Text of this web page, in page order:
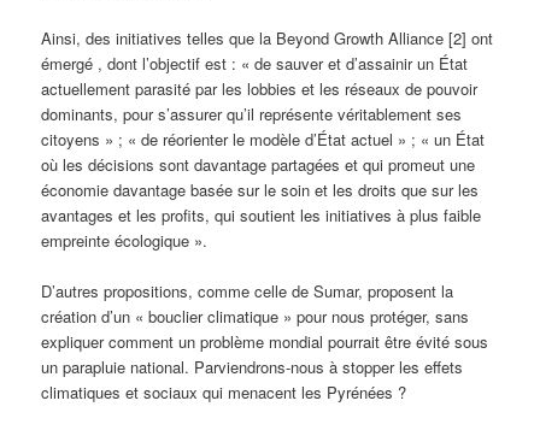
Ainsi, des initiatives telles que la Beyond Growth Alliance [2] ont
émergé , dont l’objectif est : « de sauver et d’assainir un État
actuellement parasité par les lobbies et les réseaux de pouvoir
dominants, pour s’assurer qu’il représente véritablement ses
citoyens » ; « de réorienter le modèle d’État actuel » ; « un État
où les décisions sont davantage partagées et qui promeut une
économie davantage basée sur le soin et les droits que sur les
avantages et les profits, qui soutient les initiatives à plus faible
empreinte écologique ».
D’autres propositions, comme celle de Sumar, proposent la
création d’un « bouclier climatique » pour nous protéger, sans
expliquer comment un problème mondial pourrait être évité sous
un parapluie national. Parviendrons-nous à stopper les effets
climatiques et sociaux qui menacent les Pyrénées ?